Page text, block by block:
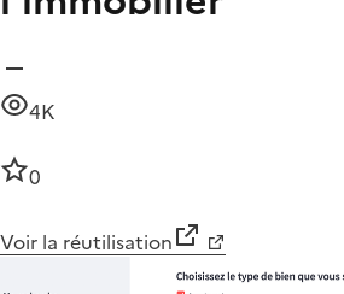
4K
0
Voir la réutilisation